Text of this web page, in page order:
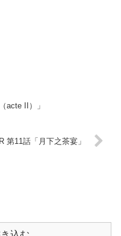
acte II）」
第11話「月下之茶宴」